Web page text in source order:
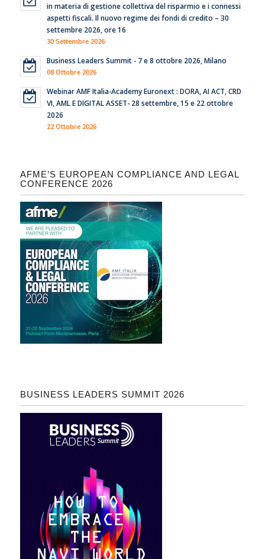
in materia di gestione collettiva del risparmio e i connessi
aspetti fiscali. Il nuovo regime dei fondi di credito – 30
settembre 2026, ore 16
30 Settembre 2026
Business Leaders Summit - 7 e 8 ottobre 2026, Milano
08 Ottobre 2026
Webinar AMF Italia-Academy Euronext : DORA, AI ACT, CRD
VI, AML E DIGITAL ASSET- 28 settembre, 15 e 22 ottobre
2026
22 Ottobre 2026
AFME’S EUROPEAN COMPLIANCE AND LEGAL
CONFERENCE 2026
BUSINESS LEADERS SUMMIT 2026